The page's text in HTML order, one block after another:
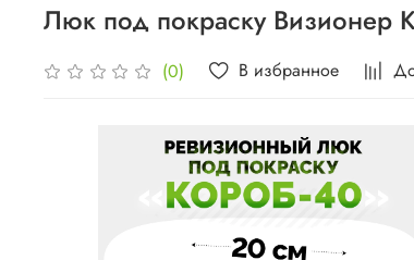
Люк под покраску
(0) В избранное